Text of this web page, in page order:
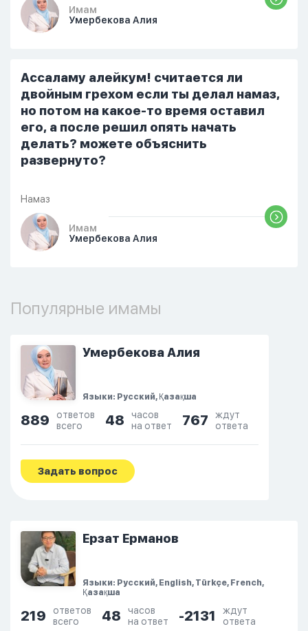
Он ответил: «Я живу с больными». Мне
стало очень обидно, и я решила
проснулся и спросил, что случилось. И
я рассказала о своих проблемах. Затем
я сказала ему:...
Имам
Умербекова Алия
Ассаламу алейкум! считается ли
двойным грехом если ты делал намаз,
но потом на какое-то время оставил
его, а после решил опять начать
делать? можете объяснить
развернуто?
Намаз
Имам
Умербекова Алия
Популярные имамы
Умербекова Алия
Языки: Русский, Қазақша
889
ответов
всего
48
часов
на ответ
767
ждут
ответа
Задать вопрос
Ерзат Ерманов
Языки: Русский, English, Türkçe, French,
Қазақша
219
ответов
всего
48
часов
на ответ
-2131
ждут
ответа